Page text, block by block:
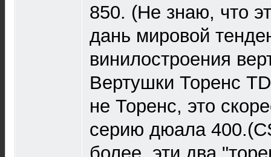
850. (Не знаю, что
дань мировой
винилостроения
Вертушки Торенс
не Торенс, это
серию дюала